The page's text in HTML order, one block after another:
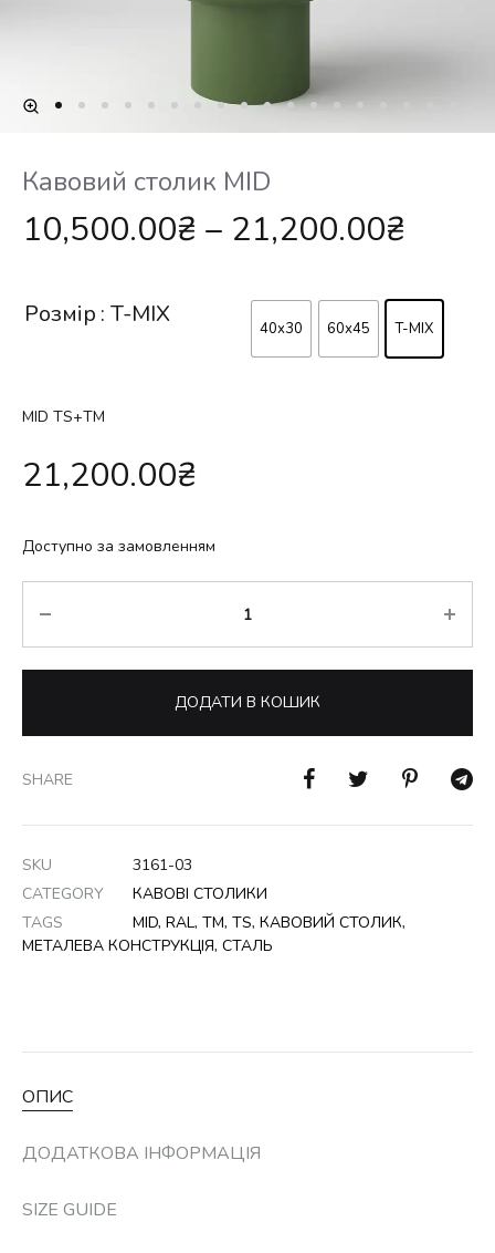
Кавовий столик MID
10,500.00₴ – 21,200.00₴
Розмір : T-MIX 40х30 60х45 T-MIX
MID TS+TM
21,200.00₴
Доступно за замовленням
ДОДАТИ В КОШИК
SHARE
SKU
3161-03
CATEGORY
КАВОВІ СТОЛИКИ
TAGS
MID, RAL, TM, TS, КАВОВИЙ СТОЛИК,
МЕТАЛЕВА КОНСТРУКЦІЯ, СТАЛЬ
ОПИС
ДОДАТКОВА ІНФОРМАЦІЯ
SIZE GUIDE